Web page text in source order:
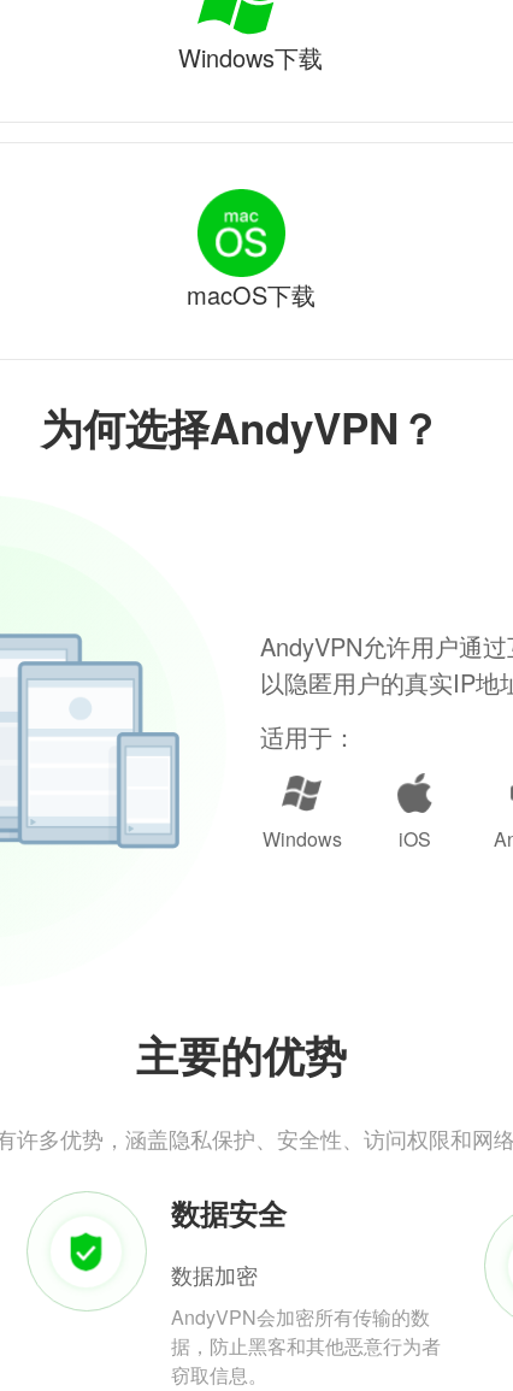
为何选择AndyVPN？
AndyVPN允许用户通
以隐匿用户的真实IP地
适用于：
Windows iOS
主要的优势
许多优势，涵盖隐私保护、安全性、访问权限和网
数据安全
数据加密
AndyVPN会加密所有传输的数
据，防止黑客和其他恶意行为者
窃取信息。
Windows下载
macOS下载